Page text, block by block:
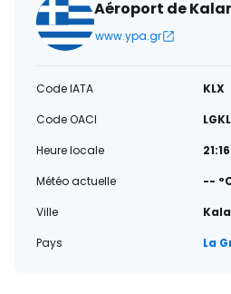
Aéroport de
www.ypa.gr
Code IATA
KLX
Code OACI
LGKL
Heure locale
21:16
Météo actuelle
--
Ville
Pays
La